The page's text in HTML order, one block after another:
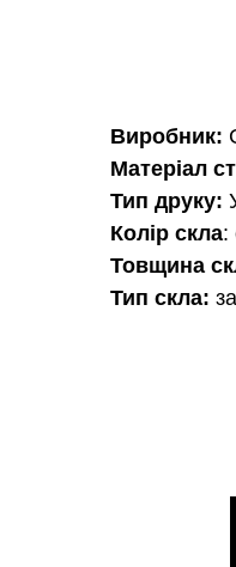
Виробник:
Матеріал
Тип друку:
Колір скла:
Товщина
Тип скла: